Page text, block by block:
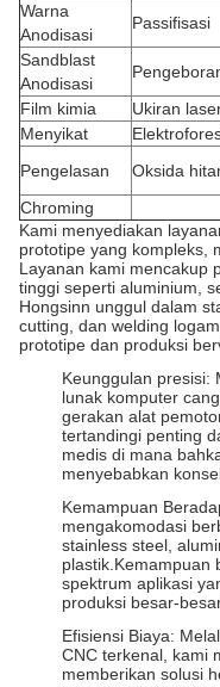
Warna
Anodisasi
Passifisasi
Sandblast
Anodisasi
Film kimia
Ukiran
Menyikat
Pengelasan
Oksida
Chroming
Kami menyediakan
prototipe yang kompleks,
Layanan kami mencakup
tinggi seperti aluminium,
Hongsinn unggul dalam
cutting, dan welding
prototipe dan produksi
Keunggulan presisi:
lunak komputer
gerakan alat
tertandingi penting
medis di mana
menyebabkan
Kemampuan
mengakomodasi
stainless steel,
plastik.Kemampuan
spektrum aplikasi
produksi besar-
Efisiensi Biaya:
CNC terkenal, kami
memberikan solusi